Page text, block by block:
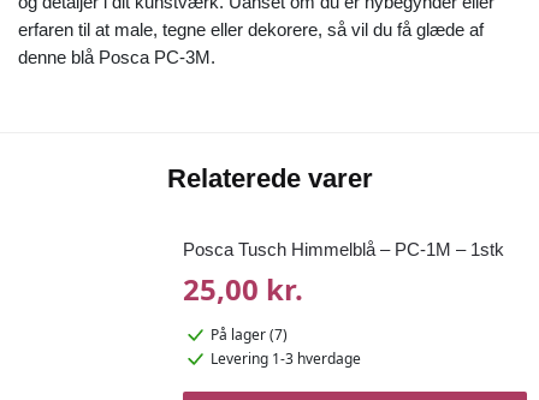
erfaren til at male, tegne eller dekorere, så vil du få glæde af
denne blå Posca PC-3M.
Relaterede varer
Posca Tusch Himmelblå – PC-1M – 1stk
25,00 kr.
På lager (7)
Levering 1-3 hverdage